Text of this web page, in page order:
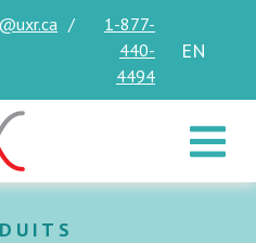
/
1-877-
440-
4494
EN
Toggle